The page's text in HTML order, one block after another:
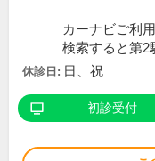
カーナビご利
検索すると第2
休診日: 日、祝
初診受付